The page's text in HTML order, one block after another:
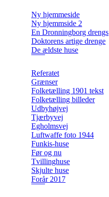
Ny hjemmeside
Ny hjemmside 2
En Dronningborg drengs
Doktorens artige drenge
De ældste huse
Referatet
Grænser
Folketælling 1901 tekst
Folketælling billeder
Udbyhøjvej
Tjærbyvej
Egholmsvej
Luftwaffe foto 1944
Funkis-huse
Før og nu
Tvillinghuse
Skjulte huse
Forår 2017